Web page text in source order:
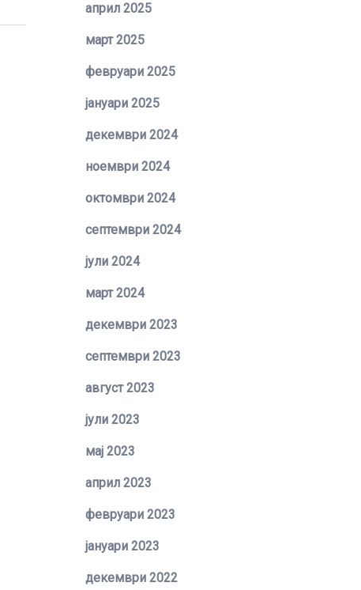
април 2025
март 2025
февруари 2025
јануари 2025
декември 2024
ноември 2024
октомври 2024
септември 2024
јули 2024
март 2024
декември 2023
септември 2023
август 2023
јули 2023
мај 2023
април 2023
февруари 2023
јануари 2023
декември 2022